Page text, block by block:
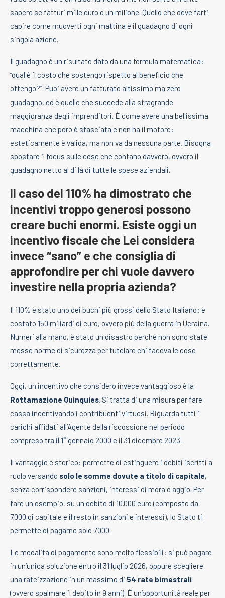
sapere se fatturi mille euro o un milione. Quello che deve farti
capire come muoverti ogni mattina è il guadagno di ogni
singola azione.
Il guadagno è un risultato dato da una formula matematica:
“qual è il costo che sostengo rispetto al beneficio che
ottengo?”. Puoi avere un fatturato altissimo ma zero
guadagno, ed è quello che succede alla stragrande
maggioranza degli imprenditori. È come avere una bellissima
macchina che però è sfasciata e non ha il motore:
esteticamente è valida, ma non va da nessuna parte. Bisogna
spostare il focus sulle cose che contano davvero, ovvero il
guadagno netto al di là di tutte le spese aziendali.
Il caso del 110% ha dimostrato che
incentivi troppo generosi possono
creare buchi enormi. Esiste oggi un
incentivo fiscale che Lei considera
invece “sano” e che consiglia di
approfondire per chi vuole davvero
investire nella propria azienda?
Il 110% è stato uno dei buchi più grossi dello Stato Italiano: è
costato 150 miliardi di euro, ovvero più della guerra in Ucraina.
Numeri alla mano, è stato un disastro perché non sono state
messe norme di sicurezza per tutelare chi faceva le cose
correttamente.
Oggi, un incentivo che considero invece vantaggioso è la
Rottamazione Quinquies . Si tratta di una misura per fare
cassa incentivando i contribuenti virtuosi. Riguarda tutti i
carichi affidati all’Agente della riscossione nel periodo
compreso tra il 1° gennaio 2000 e il 31 dicembre 2023.
Il vantaggio è storico: permette di estinguere i debiti iscritti a
ruolo versando solo le somme dovute a titolo di capitale,
senza corrispondere sanzioni, interessi di mora o aggio. Per
fare un esempio, su un debito di 10.000 euro (composto da
7.000 di capitale e il resto in sanzioni e interessi), lo Stato ti
permette di pagarne solo 7.000.
Le modalità di pagamento sono molto flessibili: si può pagare
in un’unica soluzione entro il 31 luglio 2026, oppure scegliere
una rateizzazione in un massimo di 54 rate bimestrali
(ovvero spalmare il debito in 9 anni). È un’opportunità reale per